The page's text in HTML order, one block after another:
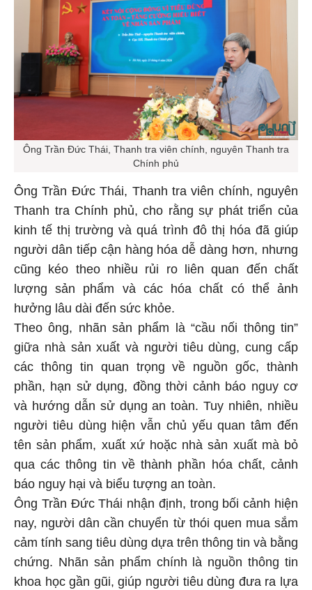
Ông Trần Đức Thái, Thanh tra viên chính, nguyên Thanh tra
Chính phủ
Ông Trần Đức Thái, Thanh tra viên chính, nguyên
Thanh tra Chính phủ, cho rằng sự phát triển của
kinh tế thị trường và quá trình đô thị hóa đã giúp
người dân tiếp cận hàng hóa dễ dàng hơn, nhưng
cũng kéo theo nhiều rủi ro liên quan đến chất
lượng sản phẩm và các hóa chất có thể ảnh
hưởng lâu dài đến sức khỏe.
Theo ông, nhãn sản phẩm là “cầu nối thông tin”
giữa nhà sản xuất và người tiêu dùng, cung cấp
các thông tin quan trọng về nguồn gốc, thành
phần, hạn sử dụng, đồng thời cảnh báo nguy cơ
và hướng dẫn sử dụng an toàn. Tuy nhiên, nhiều
người tiêu dùng hiện vẫn chủ yếu quan tâm đến
tên sản phẩm, xuất xứ hoặc nhà sản xuất mà bỏ
qua các thông tin về thành phần hóa chất, cảnh
báo nguy hại và biểu tượng an toàn.
Ông Trần Đức Thái nhận định, trong bối cảnh hiện
nay, người dân cần chuyển từ thói quen mua sắm
cảm tính sang tiêu dùng dựa trên thông tin và bằng
chứng. Nhãn sản phẩm chính là nguồn thông tin
khoa học gần gũi, giúp người tiêu dùng đưa ra lựa